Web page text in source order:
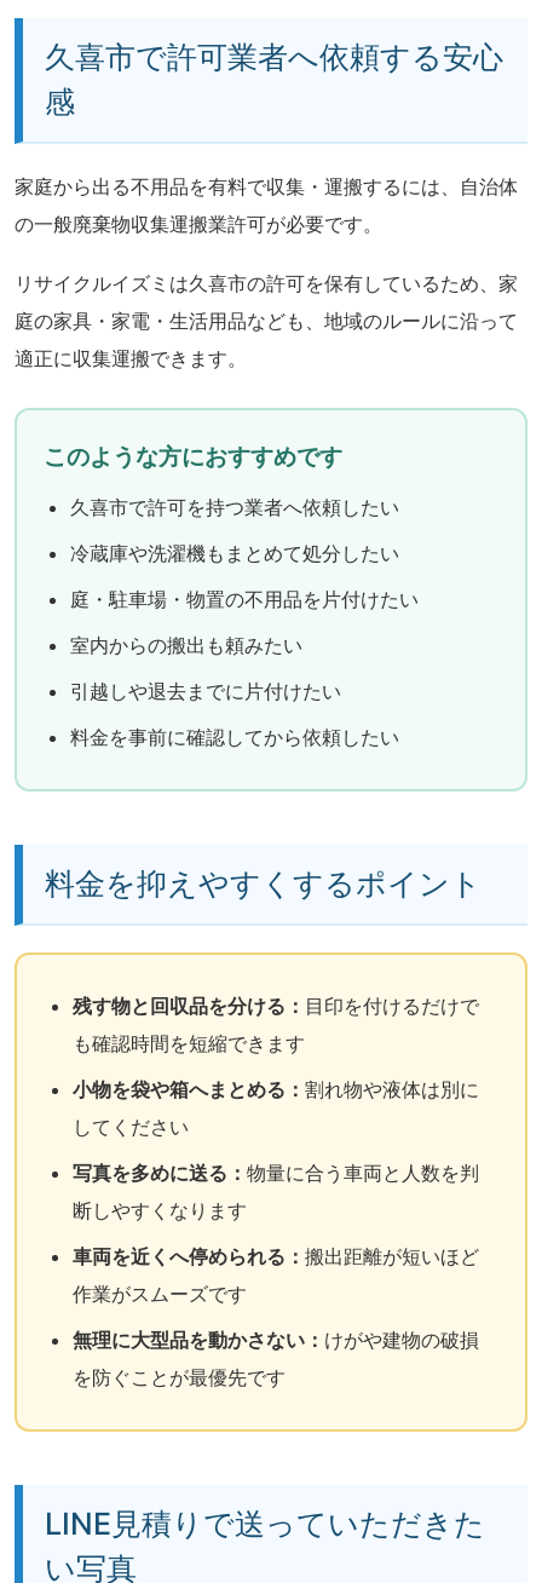
久喜市で許可業者へ依頼する安心
感
家庭から出る不用品を有料で収集・運搬するには、自治体
の一般廃棄物収集運搬業許可が必要です。
リサイクルイズミは久喜市の許可を保有しているため、家
庭の家具・家電・生活用品なども、地域のルールに沿って
適正に収集運搬できます。
このような方におすすめです
久喜市で許可を持つ業者へ依頼したい
冷蔵庫や洗濯機もまとめて処分したい
庭・駐車場・物置の不用品を片付けたい
室内からの搬出も頼みたい
引越しや退去までに片付けたい
料金を事前に確認してから依頼したい
料金を抑えやすくするポイント
残す物と回収品を分ける： 目印を付けるだけで
も確認時間を短縮できます
小物を袋や箱へまとめる：割れ物や液体は別に
してください
写真を多めに送る：物量に合う車両と人数を判
断しやすくなります
車両を近くへ停められる：搬出距離が短いほど
作業がスムーズです
無理に大型品を動かさない： けがや建物の破損
を防ぐことが最優先です
LINE見積りで送っていただきた
い写真